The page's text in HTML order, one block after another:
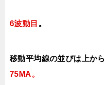
6波動目 。
移動平均線の並びは上から
75MA。